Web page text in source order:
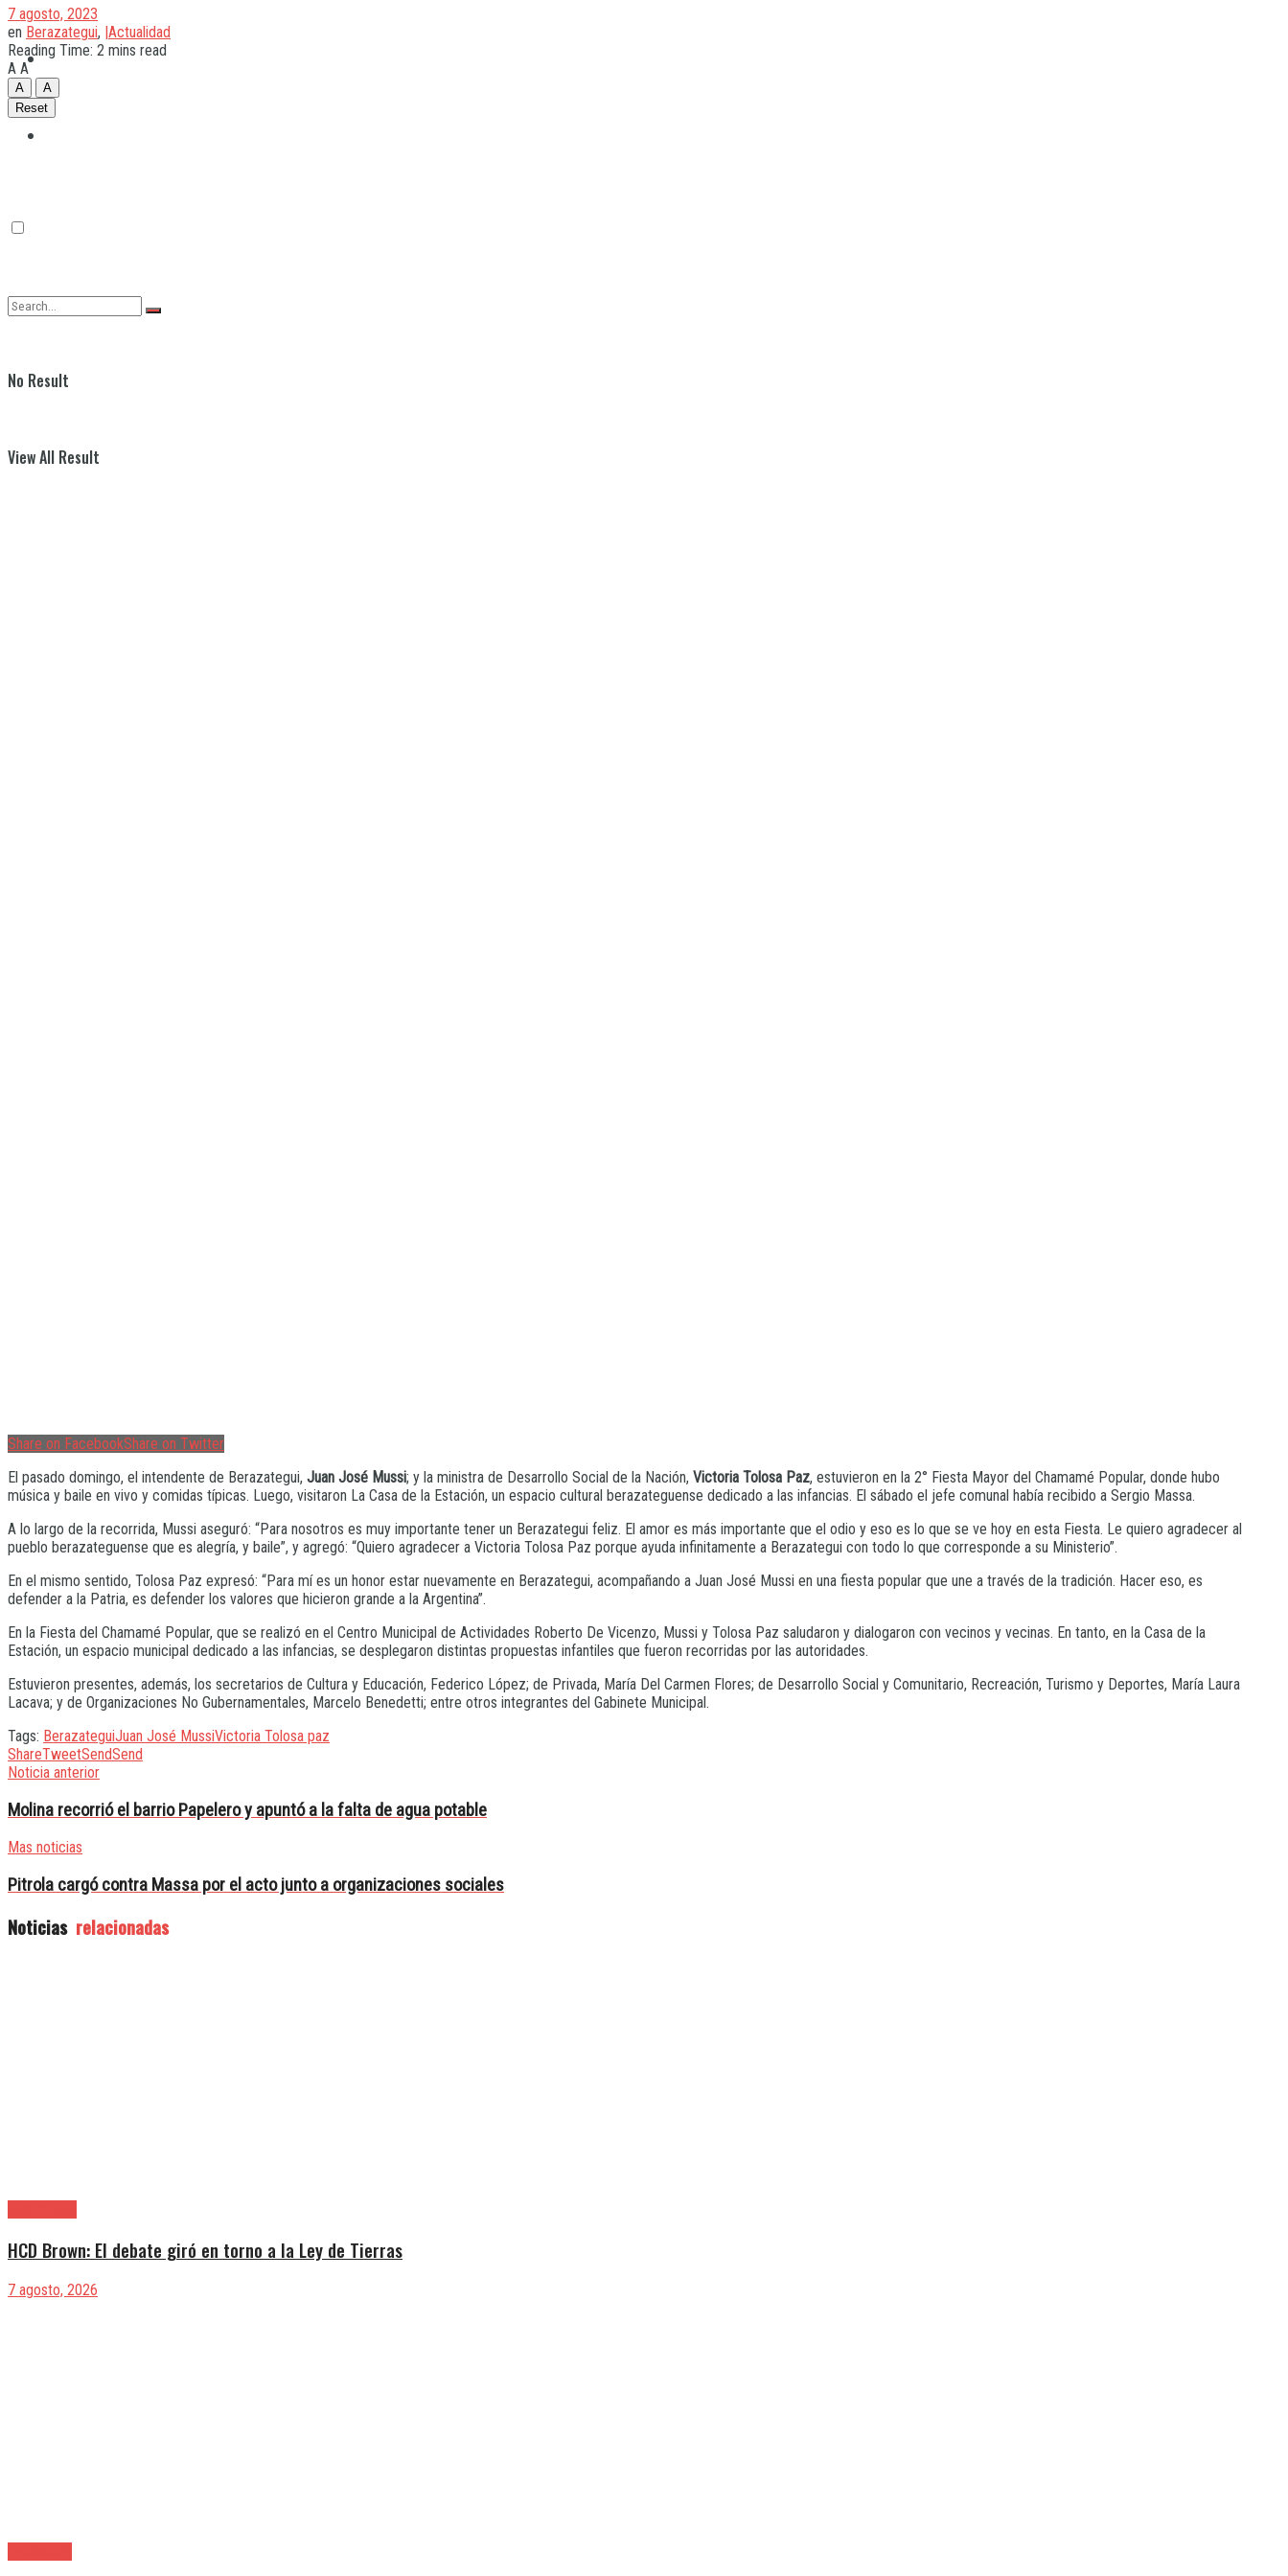
Quilmes
No Result
View All Result
7 agosto, 2023
en Berazategui, |Actualidad
Reading Time: 2 mins read
A A
A
A
Reset
Share on FacebookShare on Twitter
El pasado domingo, el intendente de Berazategui, Juan José Mussi; y la ministra de Desarrollo Social de la Nación, Victoria Tolosa Paz, estuvieron en la 2° Fiesta Mayor del Chamamé Popular, donde hubo
música y baile en vivo y comidas típicas. Luego, visitaron La Casa de la Estación, un espacio cultural berazateguense dedicado a las infancias. El sábado el jefe comunal había recibido a Sergio Massa.
A lo largo de la recorrida, Mussi aseguró: “Para nosotros es muy importante tener un Berazategui feliz. El amor es más importante que el odio y eso es lo que se ve hoy en esta Fiesta. Le quiero agradecer al
pueblo berazateguense que es alegría, y baile”, y agregó: “Quiero agradecer a Victoria Tolosa Paz porque ayuda infinitamente a Berazategui con todo lo que corresponde a su Ministerio”.
En el mismo sentido, Tolosa Paz expresó: “Para mí es un honor estar nuevamente en Berazategui, acompañando a Juan José Mussi en una fiesta popular que une a través de la tradición. Hacer eso, es
defender a la Patria, es defender los valores que hicieron grande a la Argentina”.
En la Fiesta del Chamamé Popular, que se realizó en el Centro Municipal de Actividades Roberto De Vicenzo, Mussi y Tolosa Paz saludaron y dialogaron con vecinos y vecinas. En tanto, en la Casa de la
Estación, un espacio municipal dedicado a las infancias, se desplegaron distintas propuestas infantiles que fueron recorridas por las autoridades.
Estuvieron presentes, además, los secretarios de Cultura y Educación, Federico López; de Privada, María Del Carmen Flores; de Desarrollo Social y Comunitario, Recreación, Turismo y Deportes, María Laura
Lacava; y de Organizaciones No Gubernamentales, Marcelo Benedetti; entre otros integrantes del Gabinete Municipal.
Tags: BerazateguiJuan José MussiVictoria Tolosa paz
ShareTweetSendSend
Noticia anterior
Molina recorrió el barrio Papelero y apuntó a la falta de agua potable
Mas noticias
Pitrola cargó contra Massa por el acto junto a organizaciones sociales
Noticias relacionadas
HCD Brown: El debate giró en torno a la Ley de Tierras
7 agosto, 2026